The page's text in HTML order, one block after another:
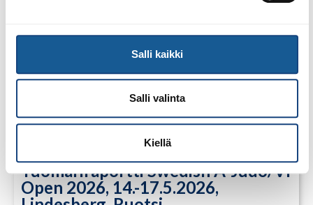
Salli kaikki
Salli valinta
Kiellä
Tuomariraportti Swedish A-Judo/VI
Open 2026, 14.-17.5.2026,